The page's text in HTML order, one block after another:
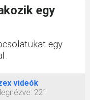
egy
egy
videók
221